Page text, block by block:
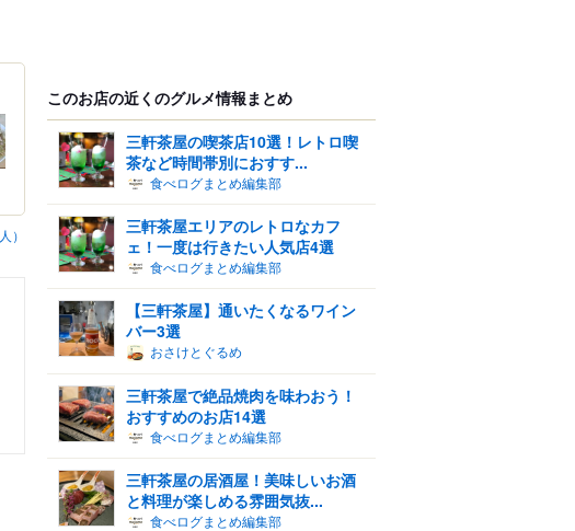
人）
このお店の近くのグルメ情報まとめ
三軒茶屋の喫茶店10選！レトロ喫
茶など時間帯別におすす...
食べログまとめ編集部
三軒茶屋エリアのレトロなカフ
ェ！一度は行きたい人気店4選
食べログまとめ編集部
【三軒茶屋】通いたくなるワイン
バー3選
おさけとぐるめ
三軒茶屋で絶品焼肉を味わおう！
おすすめのお店14選
食べログまとめ編集部
三軒茶屋の居酒屋！美味しいお酒
と料理が楽しめる雰囲気抜...
食べログまとめ編集部